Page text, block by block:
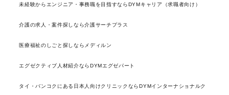
未経験からエンジニア・事務職を目指すならDYMキャリア（求職者向け）
介護の求人・案件探しなら介護サーチプラス
医療福祉のしごと探しならメディルン
エグゼクティブ人材紹介ならDYMエグゼパート
タイ・バンコクにある日本人向けクリニックならDYMインターナショナルク